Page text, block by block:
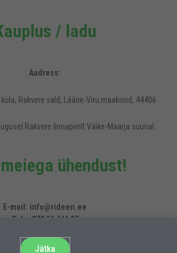
/ ladu
Aadress:
Rakvere vald, Lääne-Viru maakond, 44406
Rakvere linnapiirilt Väike-Maarja suunal.
ühendust!
E-mail: info@rideen.ee
Tel. +372 56 444 07
mail: truckparts@rideen.ee
Jätka